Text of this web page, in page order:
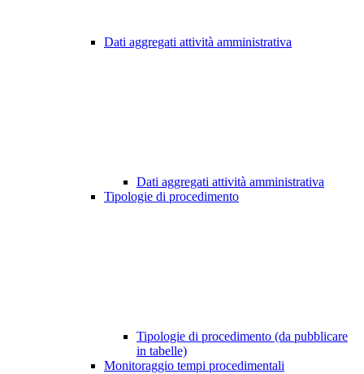
Dati aggregati attività amministrativa
Dati aggregati attività amministrativa
Tipologie di procedimento
Tipologie di procedimento (da pubblicare
in tabelle)
Monitoraggio tempi procedimentali